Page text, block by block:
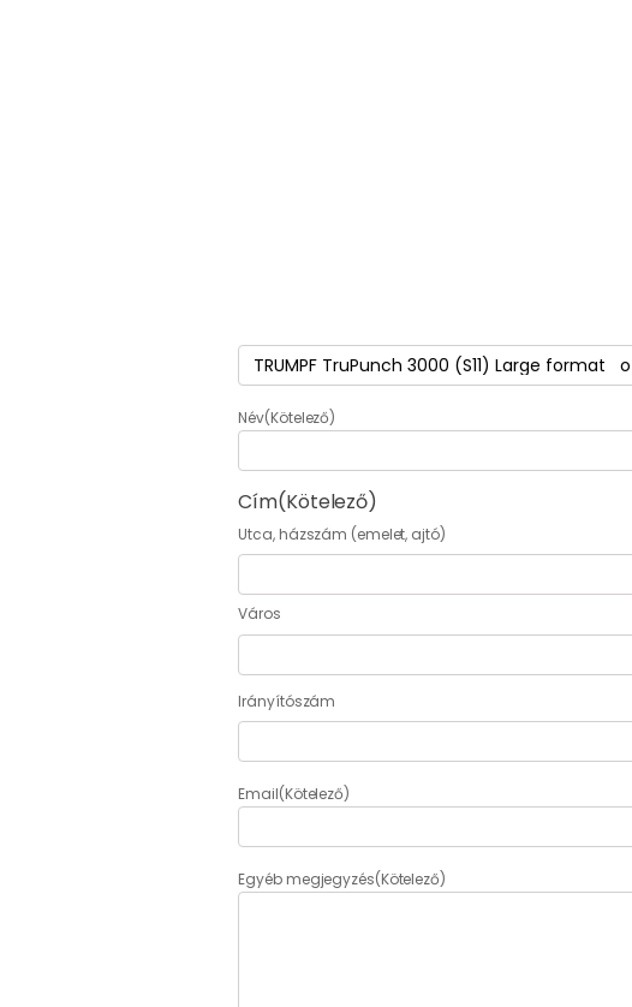
Termék(Kötelező)
Név(Kötelező)
Cím(Kötelező)
Utca, házszám (emelet, ajtó)
Város
Irányítószám
Email(Kötelező)
Egyéb megjegyzés(Kötelező)